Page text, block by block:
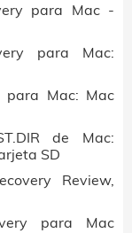
para Mac -
para Mac:
para Mac: Mac
de Mac:
SD
Review,
para Mac